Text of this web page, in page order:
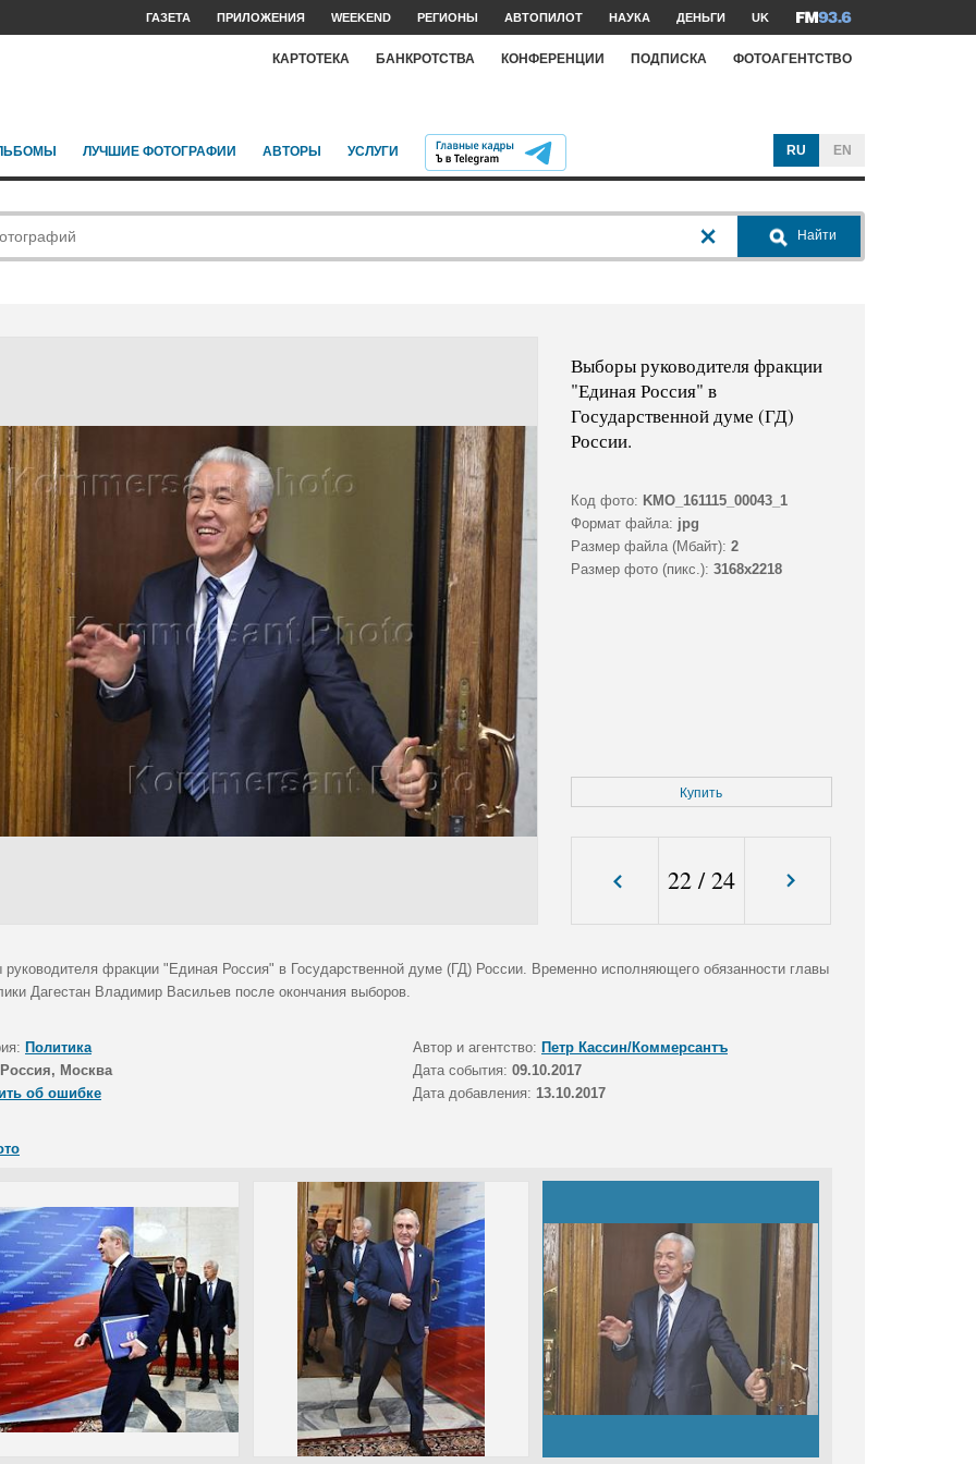
ГАЗЕТА ПРИЛОЖЕНИЯ WEEKEND РЕГИОНЫ АВТОПИЛОТ НАУКА ДЕНЬГИ UK
КАРТОТЕКА БАНКРОТСТВА КОНФЕРЕНЦИИ ПОДПИСКА ФОТОАГЕНТСТВО
ЛУЧШИЕ ФОТОГРАФИИ АВТОРЫ УСЛУГИ RU EN
Найти
Выборы руководителя фракции
"Единая Россия" в
Государственной думе (ГД)
России.
Код фото: KMO_161115_00043_1
Формат файла: jpg
Размер файла (Мбайт): 2
Размер фото (пикс.): 3168x2218
Купить
22/24
руководителя фракции "Единая Россия" в Государственной думе (ГД) России. Временно исполняющего обязанности главы
Дагестан Владимир Васильев после окончания выборов.
Политика Автор и агентство: Петр Кассин/Коммерсантъ
Россия, Москва Дата события: 09.10.2017
об ошибке
Дата добавления: 13.10.2017